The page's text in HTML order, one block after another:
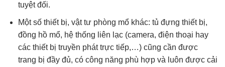
tuyệt đối.
Một số thiết bị, vật tư phòng mổ khác: tủ đựng thiết bị,
đồng hồ mổ, hệ thống liên lạc (camera, điện thoại hay
các thiết bị truyền phát trực tiếp,…) cũng cần được
trang bị đầy đủ, có công năng phù hợp và luôn được cải